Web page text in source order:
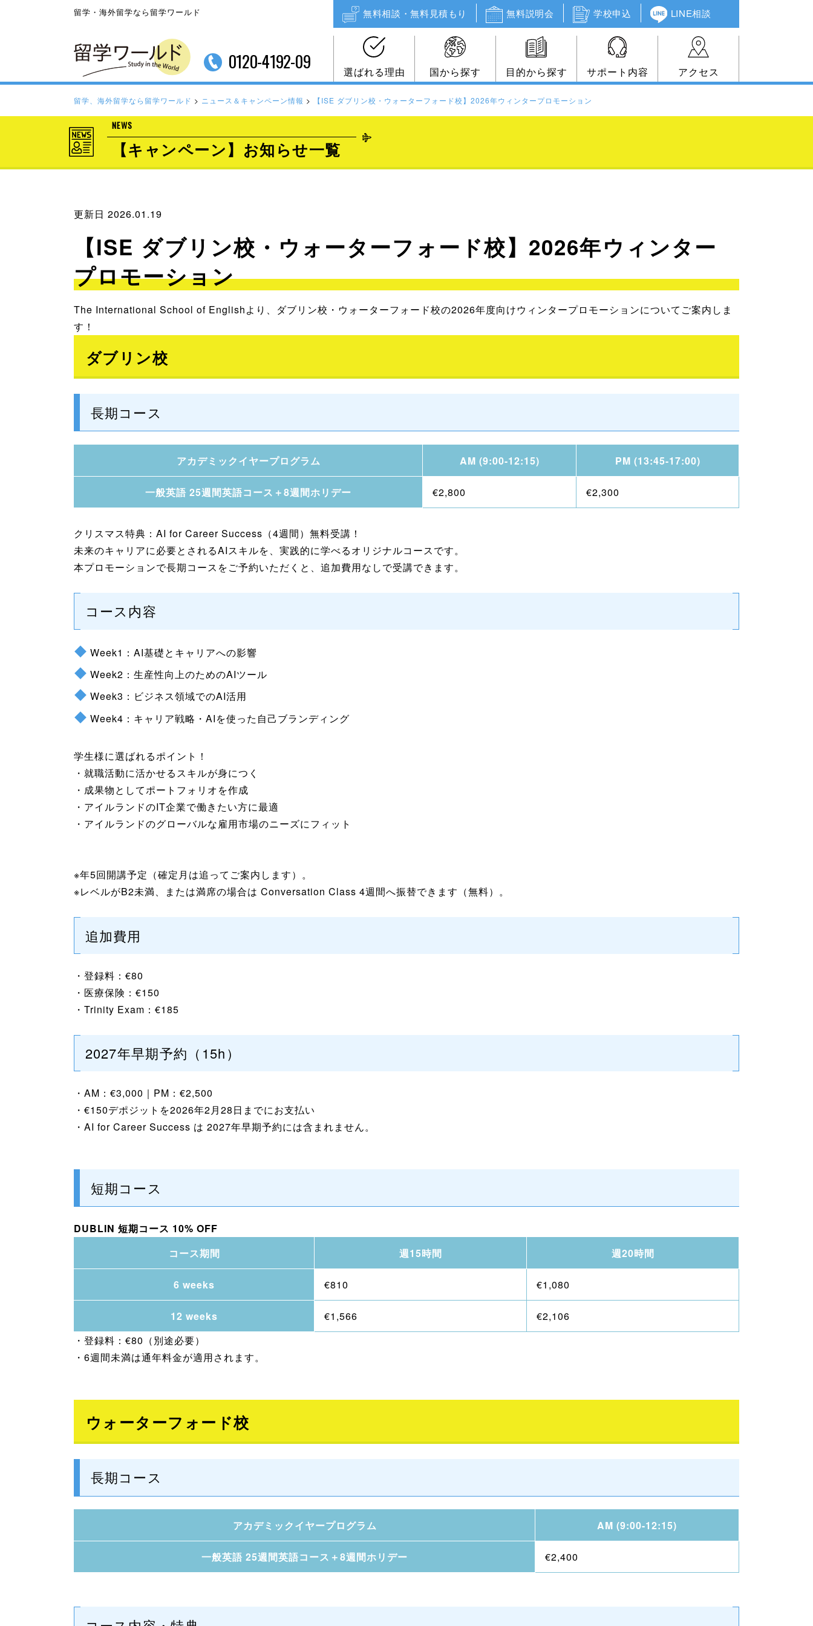
留学・海外留学なら留学ワールド 無料相談・無料見積もり 無料説明会 学校申込 LINE相談
0120-4192-09 選ばれる理由 国から探す 目的から探す サポート内容 アクセス
留学、海外留学なら留学ワールド > ニュース＆キャンペーン情報 > 【ISE ダブリン校・ウォーターフォード校】2026年ウィンタープロモーション
NEWS
【キャンペーン】お知らせ一覧
更新日 2026.01.19
【ISE ダブリン校・ウォーターフォード校】2026年ウィンター
プロモーション
The International School of Englishより、ダブリン校・ウォーターフォード校の2026年度向けウィンタープロモーションについてご案内しま
す！
ダブリン校
長期コース
アカデミックイヤープログラム AM (9:00-12:15) PM (13:45-17:00)
一般英語 25週間英語コース＋8週間ホリデー €2,800 €2,300
クリスマス特典：AI for Career Success（4週間）無料受講！
未来のキャリアに必要とされるAIスキルを、実践的に学べるオリジナルコースです。
本プロモーションで長期コースをご予約いただくと、追加費用なしで受講できます。
コース内容
Week1：AI基礎とキャリアへの影響
Week2：生産性向上のためのAIツール
Week3：ビジネス領域でのAI活用
Week4：キャリア戦略・AIを使った自己ブランディング
学生様に選ばれるポイント！
・就職活動に活かせるスキルが身につく
・成果物としてポートフォリオを作成
・アイルランドのIT企業で働きたい方に最適
・アイルランドのグローバルな雇用市場のニーズにフィット
※年5回開講予定（確定月は追ってご案内します）。
※レベルがB2未満、または満席の場合は Conversation Class 4週間へ振替できます（無料）。
追加費用
・登録料：€80
・医療保険：€150
・Trinity Exam：€185
2027年早期予約（15h）
・AM：€3,000｜PM：€2,500
・€150デポジットを2026年2月28日までにお支払い
・AI for Career Success は 2027年早期予約には含まれません。
短期コース
DUBLIN 短期コース 10% OFF
コース期間
週15時間 週20時間
6 weeks €810 €1,080
12 weeks €1,566
€2,106
・登録料：€80（別途必要）
・6週間未満は通年料金が適用されます。
ウォーターフォード校
長期コース
アカデミックイヤープログラム AM (9:00-12:15)
一般英語 25週間英語コース＋8週間ホリデー €2,400